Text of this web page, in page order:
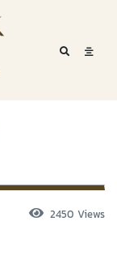
Mobile
2450 Views